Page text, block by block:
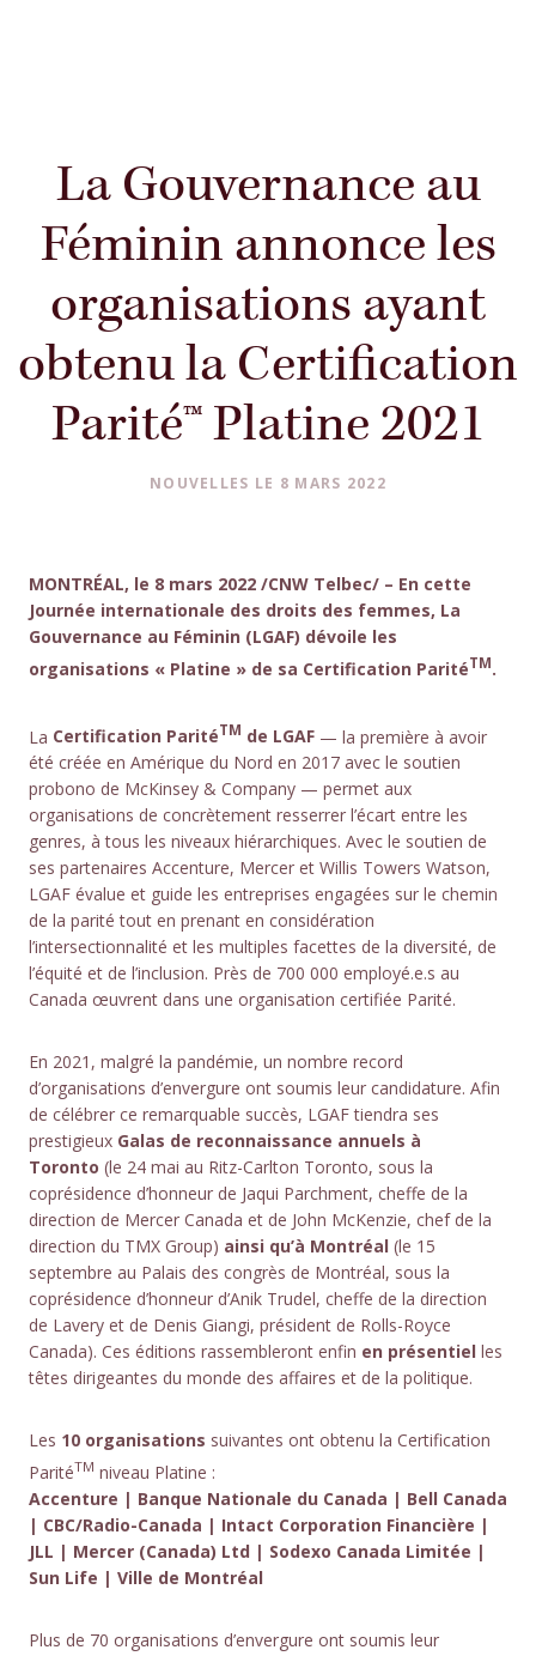
La Gouvernance au
Féminin annonce les
organisations ayant
obtenu la Certification
Parité™ Platine 2021
NOUVELLES LE 8 MARS 2022
MONTRÉAL, le 8 mars 2022 /CNW Telbec/ – En cette
Journée internationale des droits des femmes, La
Gouvernance au Féminin (LGAF) dévoile les
organisations « Platine » de sa Certification ParitéTM.
La Certification ParitéTM de LGAF — la première à avoir
été créée en Amérique du Nord en 2017 avec le soutien
probono de McKinsey & Company — permet aux
organisations de concrètement resserrer l’écart entre les
genres, à tous les niveaux hiérarchiques. Avec le soutien de
ses partenaires Accenture, Mercer et Willis Towers Watson,
LGAF évalue et guide les entreprises engagées sur le chemin
de la parité tout en prenant en considération
l’intersectionnalité et les multiples facettes de la diversité, de
l’équité et de l’inclusion. Près de 700 000 employé.e.s au
Canada œuvrent dans une organisation certifiée Parité.
En 2021, malgré la pandémie, un nombre record
d’organisations d’envergure ont soumis leur candidature. Afin
de célébrer ce remarquable succès, LGAF tiendra ses
prestigieux Galas de reconnaissance annuels à
Toronto (le 24 mai au Ritz-Carlton Toronto, sous la
coprésidence d’honneur de Jaqui Parchment, cheffe de la
direction de Mercer Canada et de John McKenzie, chef de la
direction du TMX Group) ainsi qu’à Montréal (le 15
septembre au Palais des congrès de Montréal, sous la
coprésidence d’honneur d’Anik Trudel, cheffe de la direction
de Lavery et de Denis Giangi, président de Rolls-Royce
Canada). Ces éditions rassembleront enfin en présentiel les
têtes dirigeantes du monde des affaires et de la politique.
Les 10 organisations suivantes ont obtenu la Certification
ParitéTM niveau Platine :
Accenture | Banque Nationale du Canada | Bell Canada
| CBC/Radio-Canada | Intact Corporation Financière |
JLL | Mercer (Canada) Ltd | Sodexo Canada Limitée |
Sun Life | Ville de Montréal
Plus de 70 organisations d’envergure ont soumis leur